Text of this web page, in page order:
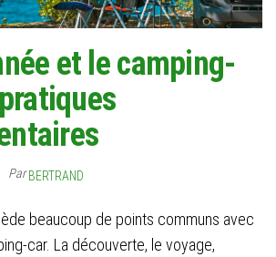
et le camping-
ParBERTRAND
beaucoup de points communs avec
car. La découverte, le voyage,